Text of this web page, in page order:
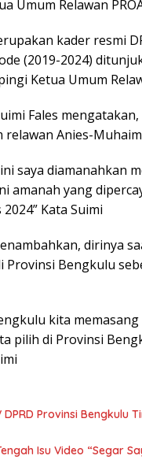
Umum Relawan
kader resmi
(2019-2024)
Ketua Umum
Fales
relawan Anies-
saya diamanahkan
amanah yang
Kata Suimi
dirinya
Provinsi Bengkulu
kita
pilih di Provinsi
DPRD Provinsi
Isu Video “Segar